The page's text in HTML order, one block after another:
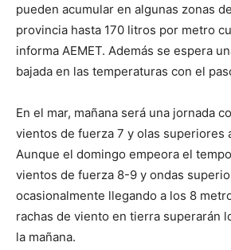
pueden acumular en algunas zonas
provincia hasta 170 litros por metro
informa AEMET. Además se espera
bajada en las temperaturas con el
En el mar, mañana será una jornada
vientos de fuerza 7 y olas superiores
Aunque el domingo empeora el
vientos de fuerza 8-9 y ondas
ocasionalmente llegando a los 8
rachas de viento en tierra superarán
la mañana.